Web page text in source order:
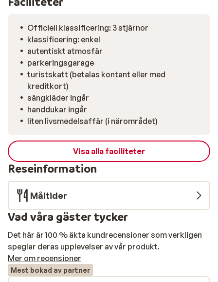
Officiell klassificering: 3 stjärnor
klassificering: enkel
autentiskt atmosfär
parkeringsgarage
turistskatt (betalas kontant eller med
kreditkort)
sängkläder ingår
handdukar ingår
liten livsmedelsaffär (i närområdet)
Visa alla faciliteter
Reseinformation
Måltider
Vad våra gäster tycker
Det här är 100 % äkta kundrecensioner som verkligen
speglar deras upplevelser av vår produkt.
Mer om recensioner
Mest bokad av partner